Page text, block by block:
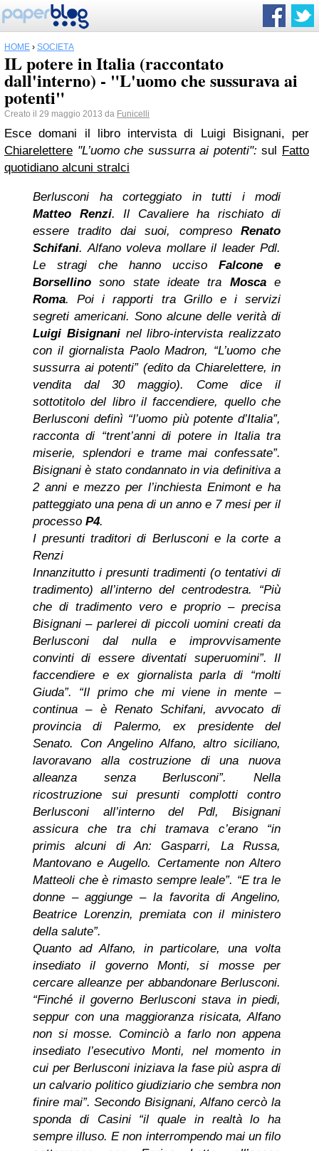
HOME › SOCIETÀ
IL potere in Italia (raccontato
dall'interno) - "L'uomo che sussurava ai
potenti"
Creato il 29 maggio 2013 da Funicelli
Esce domani il libro intervista di Luigi Bisignani, per
Chiarelettere "L’uomo che sussurra ai potenti": sul Fatto
quotidiano alcuni stralci
Berlusconi ha corteggiato in tutti i modi
Matteo Renzi. Il Cavaliere ha rischiato di
essere tradito dai suoi, compreso Renato
Schifani. Alfano voleva mollare il leader Pdl.
Le stragi che hanno ucciso Falcone e
Borsellino sono state ideate tra Moscae
Roma. Poi i rapporti tra Grillo e i servizi
segreti americani. Sono alcune delle verità di
Luigi Bisignaninel libro-intervista realizzato
con il giornalista Paolo Madron, “L’uomo che
sussurra ai potenti” (edito da Chiarelettere, in
vendita dal 30 maggio). Come dice il
sottotitolo del libro il faccendiere, quello che
Berlusconi definì “l’uomo più potente d’Italia”,
racconta di “trent’anni di potere in Italia tra
miserie, splendori e trame mai confessate”.
Bisignani è stato condannato in via definitiva a
2 anni e mezzo per l’inchiesta Enimont e ha
patteggiato una pena di un anno e 7 mesi per il
processo P4.
I presunti traditori di Berlusconi e la corte a
Renzi
Innanzitutto i presunti tradimenti (o tentativi di
tradimento) all’interno del centrodestra. “Più
che di tradimento vero e proprio – precisa
Bisignani – parlerei di piccoli uomini creati da
Berlusconi dal nulla e improvvisamente
convinti di essere diventati superuomini”. Il
faccendiere e ex giornalista parla di “molti
Giuda”. “Il primo che mi viene in mente –
continua – è Renato Schifani, avvocato di
provincia di Palermo, ex presidente del
Senato. Con Angelino Alfano, altro siciliano,
lavoravano alla costruzione di una nuova
alleanza senza Berlusconi”. Nella
ricostruzione sui presunti complotti contro
Berlusconi all’interno del Pdl, Bisignani
assicura che tra chi tramava c’erano “in
primis alcuni di An: Gasparri, La Russa,
Mantovano e Augello. Certamente non Altero
Matteoli che è rimasto sempre leale”. “E tra le
donne – aggiunge – la favorita di Angelino,
Beatrice Lorenzin, premiata con il ministero
della salute”.
Quanto ad Alfano, in particolare, una volta
insediato il governo Monti, si mosse per
cercare alleanze per abbandonare Berlusconi.
“Finché il governo Berlusconi stava in piedi,
seppur con una maggioranza risicata, Alfano
non si mosse. Cominciò a farlo non appena
insediato l’esecutivo Monti, nel momento in
cui per Berlusconi iniziava la fase più aspra di
un calvario politico giudiziario che sembra non
finire mai”. Secondo Bisignani, Alfano cercò la
sponda di Casini “il quale in realtà lo ha
sempre illuso. E non interrompendo mai un filo